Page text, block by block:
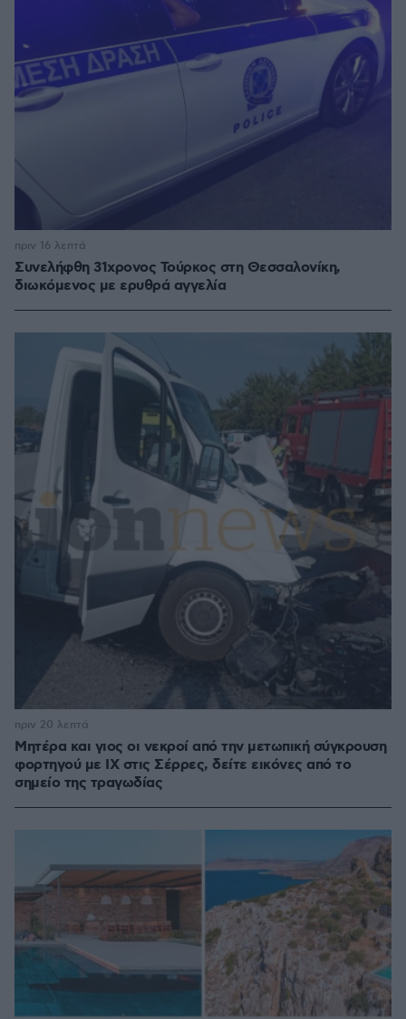
Συνελήφθη 31χρονος Τούρκος στη Θεσσαλονίκη,
διωκόμενος με ερυθρά αγγελία
πριν 16 λεπτά
Μητέρα και γιος οι νεκροί από την μετωπική σύγκρουση
φορτηγού με ΙΧ στις Σέρρες, δείτε εικόνες από το
σημείο της τραγωδίας
πριν 20 λεπτά